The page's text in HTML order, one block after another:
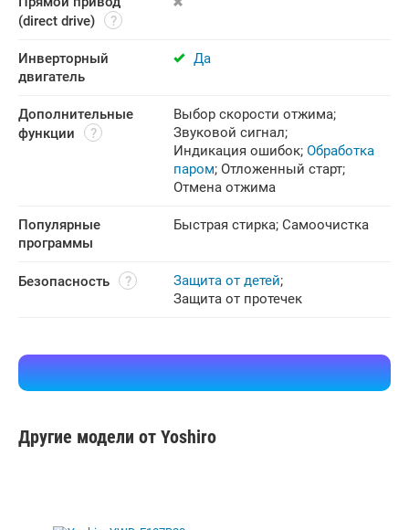
(direct drive)
Инверторный
двигатель
Да
Дополнительные
функции
Выбор скорости отжима;
Звуковой сигнал;
Индикация ошибок; Обработка
паром; Отложенный старт;
Отмена отжима
Популярные
программы
Быстрая стирка; Самоочистка
Безопасность Защита от детей;
Защита от протечек
Другие модели от Yoshiro